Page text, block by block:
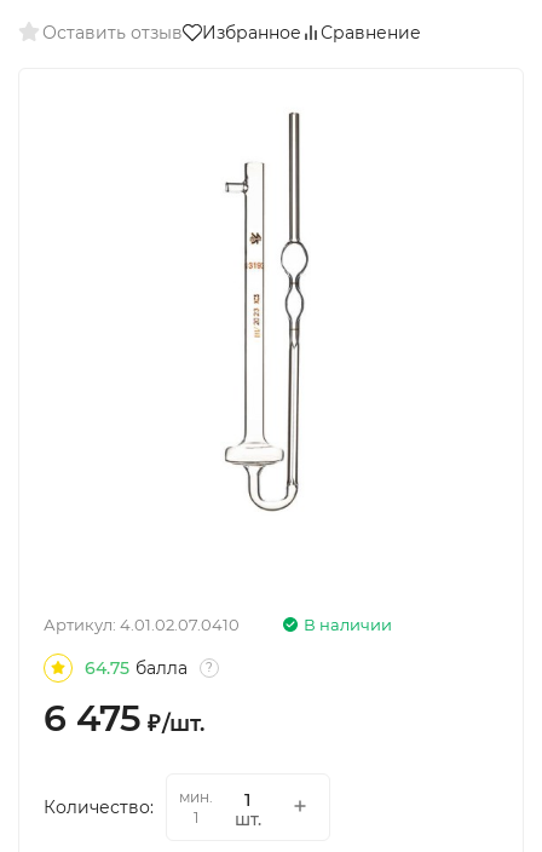
Оставить отзыв Избранное Сравнение
В наличии
Артикул: 4.01.02.07.0410
64.75 балла ?
6 475 ₽/шт.
Количество:
мин.
1
шт.